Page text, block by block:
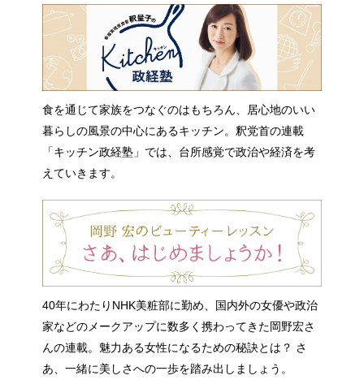
食を通じて家族をつなぐのはもちろん、居心地のいい
暮らしの風景の中心にあるキッチン。釈党首の連載
「キッチン政経塾」では、台所感覚で政治や経済を考
えていきます。
40年にわたりNHK美粧部に勤め、国内外の女優や政治
家などのメークアップに数多く携わってきた岡野宏さ
んの連載。魅力ある女性になるための秘訣とは？ さ
あ、一緒に美しさへの一歩を踏み出しましょう。